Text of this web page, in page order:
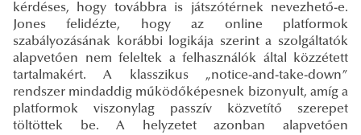
kérdéses, hogy továbbra is játszótérnek nevezhető-e.
Jones felidézte, hogy az online platformok
szabályozásának korábbi logikája szerint a szolgáltatók
alapvetően nem feleltek a felhasználók által közzétett
tartalmakért. A klasszikus „notice-and-take-down”
rendszer mindaddig működőképesnek bizonyult, amíg a
platformok viszonylag passzív közvetítő szerepet
töltöttek be. A helyzetet azonban alapvetően